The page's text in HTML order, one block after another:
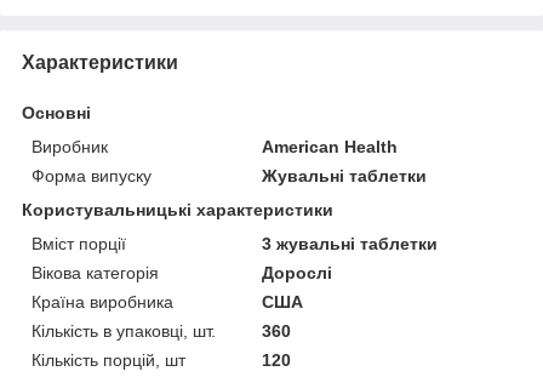
Характеристики
Основні
Виробник
American Health
Форма випуску
Жувальні таблетки
Користувальницькі характеристики
Вміст порції
3 жувальні таблетки
Вікова категорія
Дорослі
Країна виробника
США
Кількість в упаковці, шт.
360
Кількість порцій, шт
120